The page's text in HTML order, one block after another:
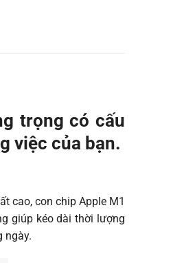
trọng có cấu
việc của bạn.
cao, con chip Apple M1
giúp kéo dài thời lượng
ngày.